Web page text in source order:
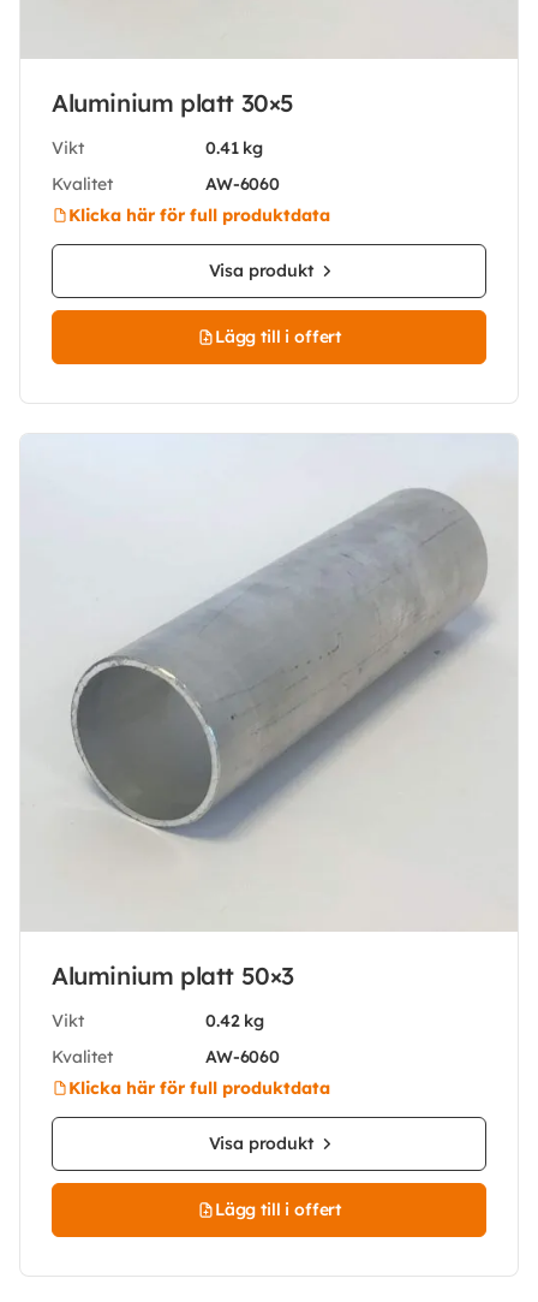
Aluminium platt 30×5
Vikt
0.41 kg
Kvalitet
AW-6060
Klicka här för full produktdata
Visa produkt
Lägg till i offert
Aluminium platt 50×3
Vikt
0.42 kg
Kvalitet
AW-6060
Klicka här för full produktdata
Visa produkt
Lägg till i offert